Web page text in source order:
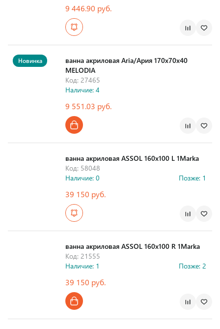
9 446.90 руб.
ванна акриловая Aria/Ария 170х70х40
MELODIA
Код: 27465
Наличие: 4
9 551.03 руб.
Новинка
ванна акриловая ASSOL 160х100 L 1Marka
Код: 58048
Наличие: 0
Позже: 1
39 150 руб.
ванна акриловая ASSOL 160х100 R 1Marka
Код: 21555
Наличие: 1
Позже: 2
39 150 руб.